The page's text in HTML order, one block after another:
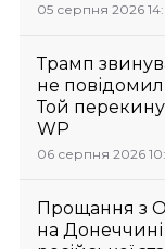
05 серпня 2026
Трамп
не
Той
WP
06 серпня 2026
Прощання з
на Донеччині